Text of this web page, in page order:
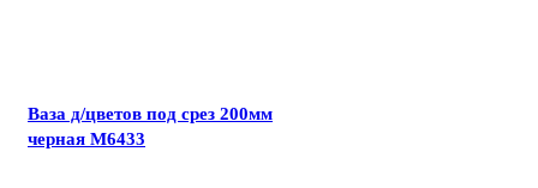
Ваза д/цветов под срез 200мм
черная М6433